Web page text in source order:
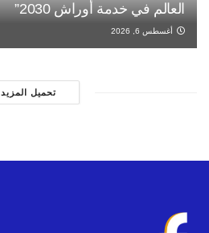
العالم في خدمة أوراش 2030”
أغسطس 6, 2026
تحميل المزيد